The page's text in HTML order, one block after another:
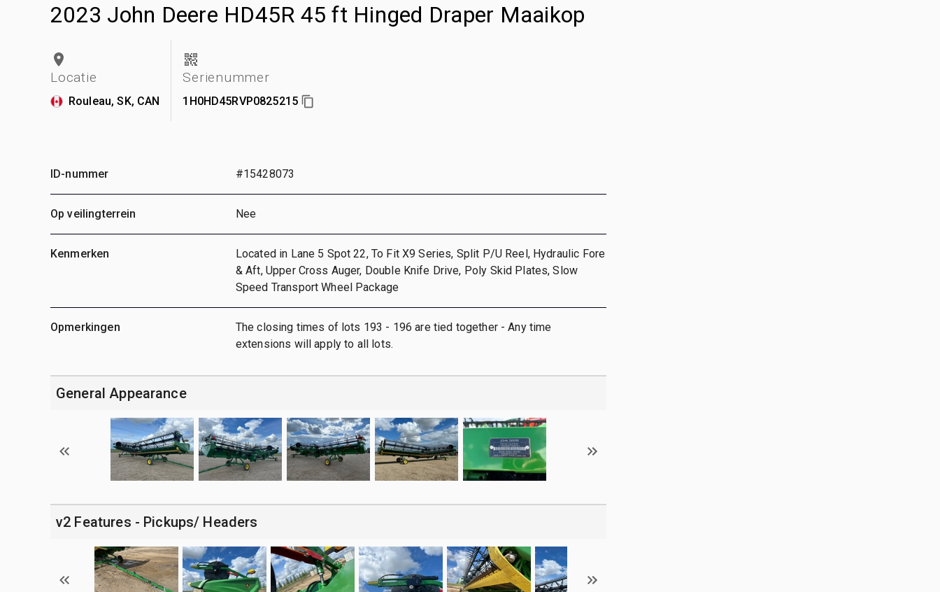
2023 John Deere HD45R 45 ft Hinged Draper Maaikop
Locatie
Rouleau, SK, CAN
Serienummer
1H0HD45RVP0825215
ID-nummer #15428073
Op veilingterrein Nee
Kenmerken
Located in Lane 5 Spot 22, To Fit X9 Series, Split P/U Reel, Hydraulic Fore
& Aft, Upper Cross Auger, Double Knife Drive, Poly Skid Plates, Slow
Speed Transport Wheel Package
Opmerkingen
The closing times of lots 193 - 196 are tied together - Any time
extensions will apply to all lots.
General Appearance
v2 Features - Pickups/ Headers